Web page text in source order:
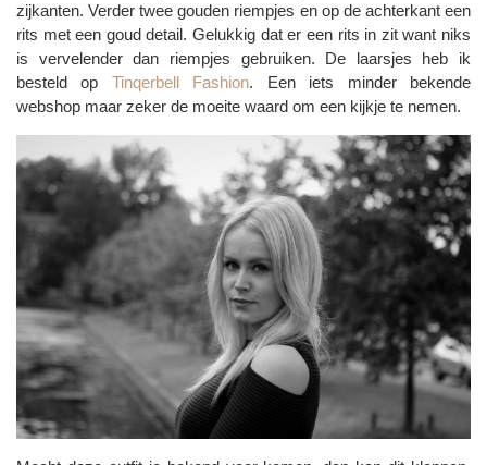
zijkanten. Verder twee gouden riempjes en op de achterkant een
rits met een goud detail. Gelukkig dat er een rits in zit want niks
is vervelender dan riempjes gebruiken. De laarsjes heb ik
besteld op Tinqerbell Fashion. Een iets minder bekende
webshop maar zeker de moeite waard om een kijkje te nemen.